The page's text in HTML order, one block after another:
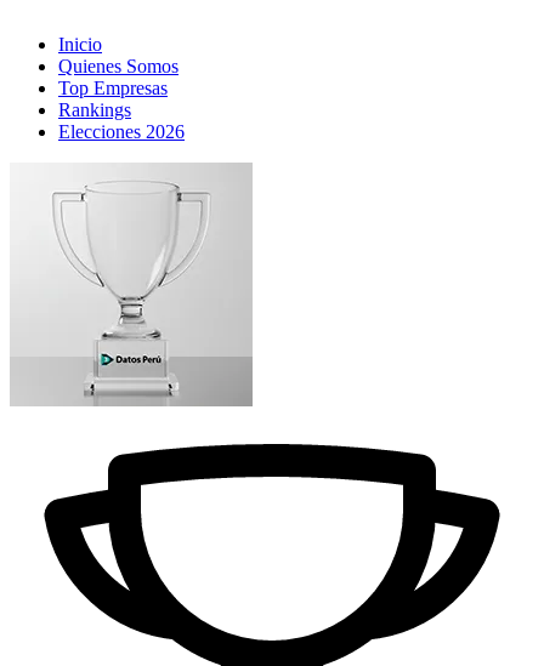
Inicio
Quienes Somos
Top Empresas
Rankings
Elecciones 2026